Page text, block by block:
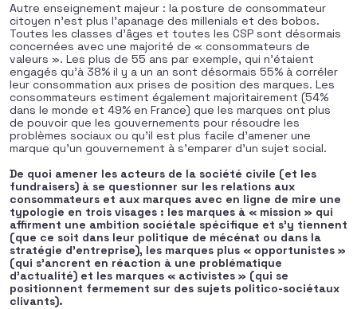
Autre enseignement majeur : la posture de consommateur
citoyen n’est plus l’apanage des millenials et des bobos.
Toutes les classes d’âges et toutes les CSP sont désormais
concernées avec une majorité de « consommateurs de
valeurs ». Les plus de 55 ans par exemple, qui n’étaient
engagés qu’à 38% il y a un an sont désormais 55% à corréler
leur consommation aux prises de position des marques. Les
consommateurs estiment également majoritairement (54%
dans le monde et 49% en France) que les marques ont plus
de pouvoir que les gouvernements pour résoudre les
problèmes sociaux ou qu’il est plus facile d’amener une
marque qu’un gouvernement à s’emparer d’un sujet social.
De quoi amener les acteurs de la société civile (et les
fundraisers) à se questionner sur les relations aux
consommateurs et aux marques avec en ligne de mire une
typologie en trois visages : les marques à « mission » qui
affirment une ambition sociétale spécifique et s’y tiennent
(que ce soit dans leur politique de mécénat ou dans la
stratégie d’entreprise), les marques plus « opportunistes »
(qui s’ancrent en réaction à une problématique
d’actualité) et les marques « activistes » (qui se
positionnent fermement sur des sujets politico-sociétaux
clivants).